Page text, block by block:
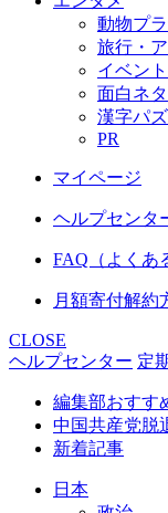
動物プ
旅行・
イベン
面白ネタ
漢字パ
PR
マイページ
ヘルプセンタ
FAQ（よくあ
月額寄付解約
CLOSE
ヘルプセンター 定
編集部おすす
中国共産党脱
新着記事
日本